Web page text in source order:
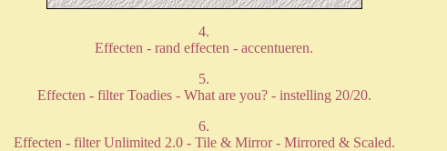
4.
Effecten - rand effecten - accentueren.
5.
Effecten - filter Toadies - What are you? - instelling 20/20.
6.
Effecten - filter Unlimited 2.0 - Tile & Mirror - Mirrored & Scaled.